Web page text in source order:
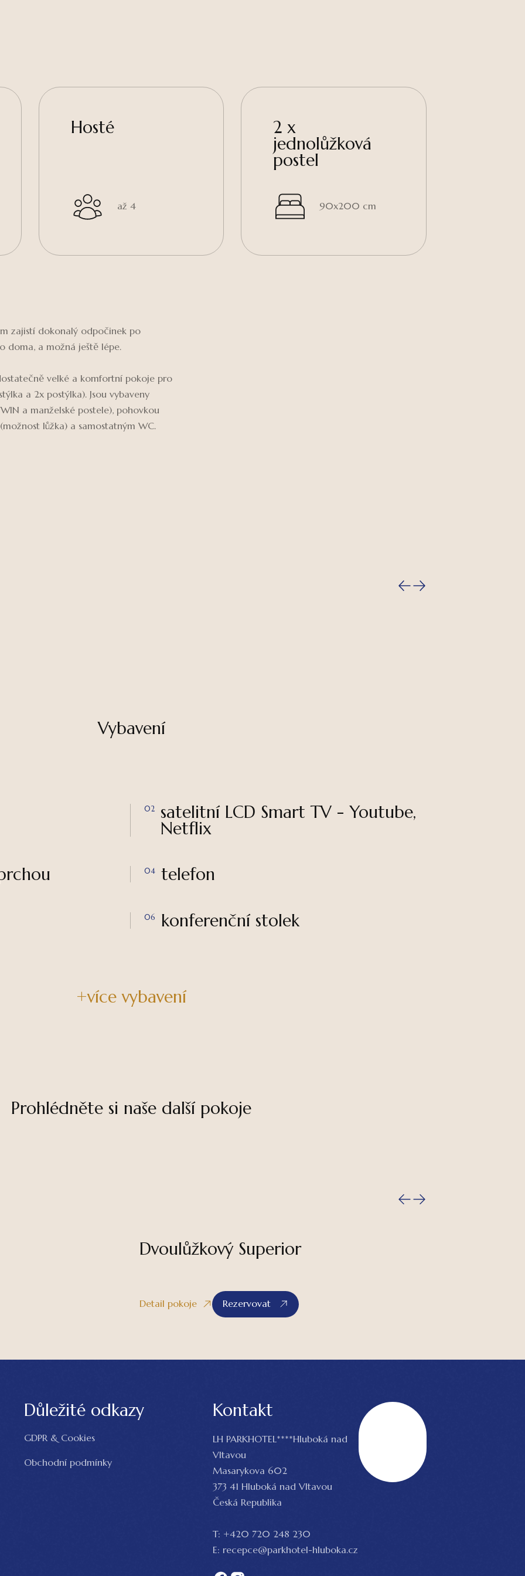
Hosté
až 4
2 x
jednolůžková
postel
90x200 cm
zajistí dokonalý odpočinek po
doma, a možná ještě lépe.
velké a komfortní pokoje pro
a 2x postýlka). Jsou vybaveny
a manželské postele), pohovkou
lůžka) a samostatným WC.
Vybavení
02 satelitní LCD Smart TV - Youtube,
Netflix
04 telefon
06 konferenční stolek
+více vybavení
Prohlédněte si naše další pokoje
Dvoulůžkový Superior
Detail pokoje Rezervovat
Důležité odkazy
GDPR & Cookies
Obchodní podmínky
Kontakt
LH PARKHOTEL****Hluboká nad
Vltavou
Masarykova 602
373 41 Hluboká nad Vltavou
Česká Republika
T: +420 720 248 230
E: recepce@parkhotel-hluboka.cz